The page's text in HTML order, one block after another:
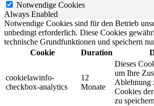
Notwendige Cookies
Always Enabled
Notwendige Cookies sind für den Betrieb
unbedingt erforderlich. Diese Cookies
technische Grundfunktionen und speichern
Cookie
Duration
cookielawinfo-
checkbox-analytics
12
Monate
Dieses
um Ihre
Ablehnung
Cookies
zu